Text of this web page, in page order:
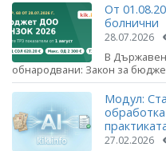
От
болнични
28.07.2026
В Държавен
обнародвани: Закон за
Модул:
27.02.2026